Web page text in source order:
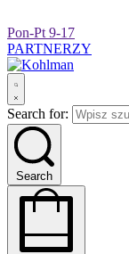
Pon-Pt 9-17
PARTNERZY
Search for:
Search